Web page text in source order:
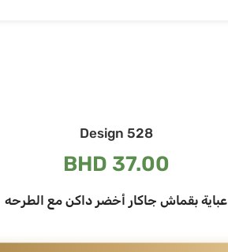
Design 528
BHD 37.00
عباية بقماش جاكار أخضر داكن مع الطرحه